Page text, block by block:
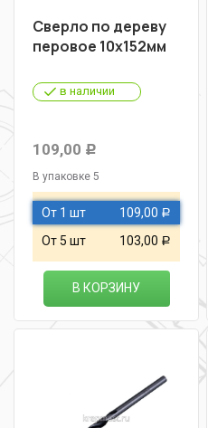
Сверло по дереву
перовое 10х152мм
в наличии
109,00 Р
В упаковке 5
От 1 шт 109,00 Р
От 5 шт 103,00 Р
В КОРЗИНУ